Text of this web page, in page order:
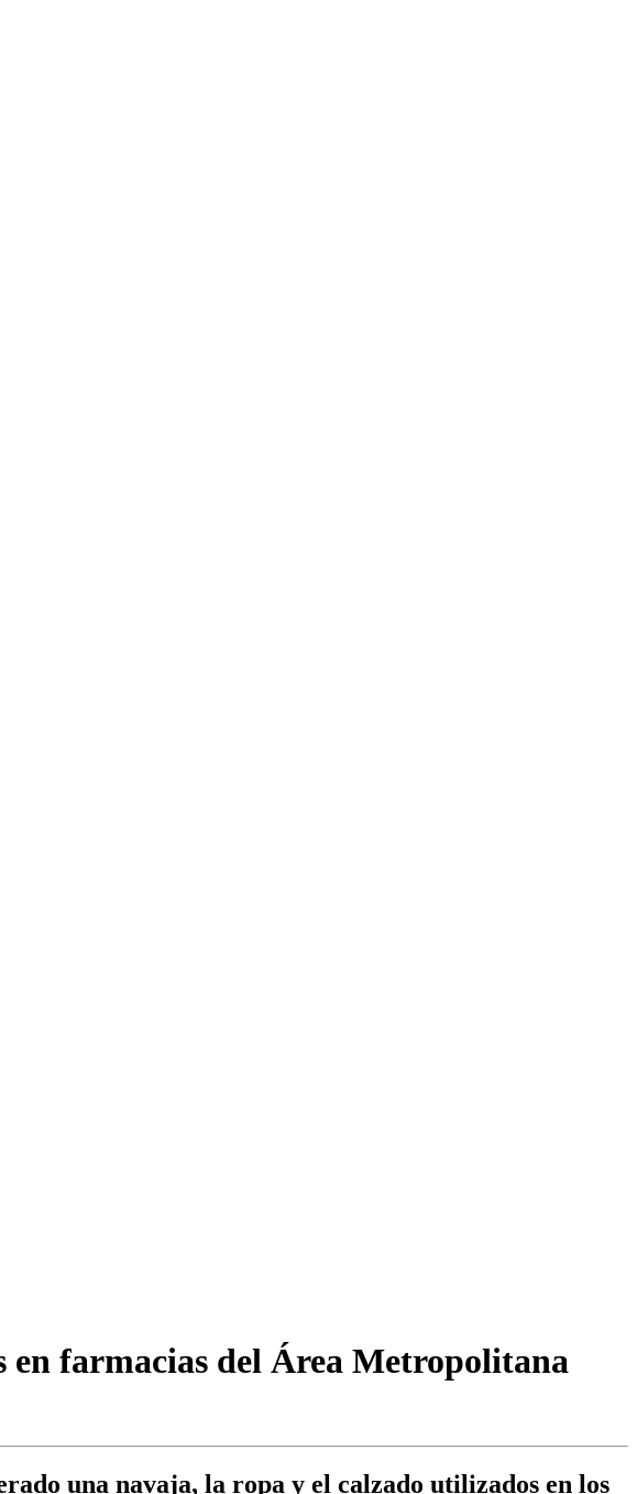
en farmacias del Área Metropolitana
una navaja, la ropa y el calzado utilizados en los